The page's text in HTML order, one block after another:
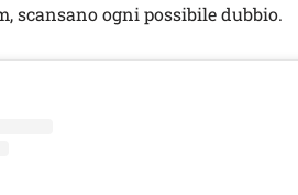
scansano ogni possibile dubbio.